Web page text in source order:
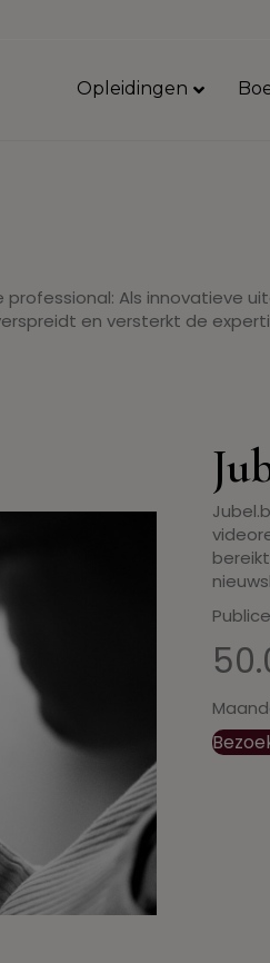
Opleidingen
Als innovatieve
en versterkt de